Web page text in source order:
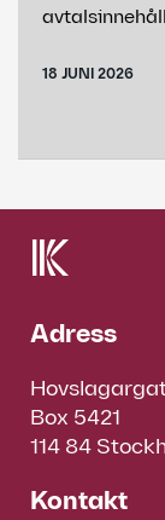
18 JUNI 2026
Adress
Box 5421
114 84
Kontakt